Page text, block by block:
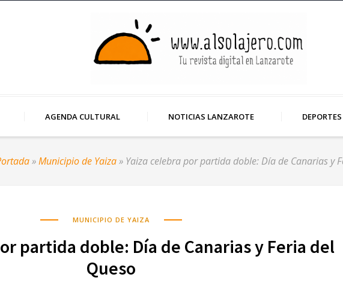
AGENDA CULTURAL NOTICIAS LANZAROTE DEPORTES
»Municipio de Yaiza» Yaiza celebra por partida doble: Día de Canarias y
MUNICIPIO DE YAIZA
partida doble: Día de Canarias y Feria del
Queso